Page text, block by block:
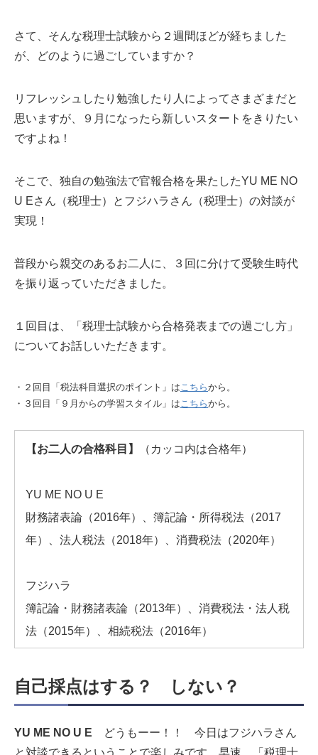
さて、そんな税理士試験から２週間ほどが経ちました
が、どのように過ごしていますか？
リフレッシュしたり勉強したり人によってさまざまだと
思いますが、９月になったら新しいスタートをきりたい
ですよね！
そこで、独自の勉強法で官報合格を果たしたYU ME NO
U Eさん（税理士）とフジハラさん（税理士）の対談が
実現！
普段から親交のあるお二人に、３回に分けて受験生時代
を振り返っていただきました。
１回目は、「税理士試験から合格発表までの過ごし方」
についてお話しいただきます。
・２回目「税法科目選択のポイント」は こちらから。
・３回目「９月からの学習スタイル」は こちらから。
【お二人の合格科目】 （カッコ内は合格年）
YU ME NO U E
財務諸表論（2016年）、簿記論・所得税法（2017
年）、法人税法（2018年）、消費税法（2020年）
フジハラ
簿記論・財務諸表論（2013年）、消費税法・法人税
法（2015年）、相続税法（2016年）
自己採点はする？ しない？
YU ME NO U E どうもーー！！ 今日はフジハラさん
と対談できるということで楽しみです。早速、「税理士